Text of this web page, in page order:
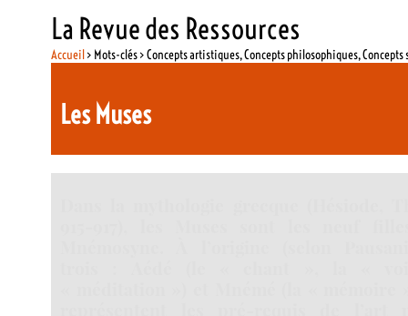
La Revue des Ressources
Accueil> Mots-clés > Concepts artistiques, Concepts philosophiques,
Les Muses